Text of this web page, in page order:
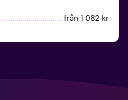
från 1 082 kr